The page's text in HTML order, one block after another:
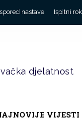
nastave Ispitni rok
djelatnost
VIJESTI